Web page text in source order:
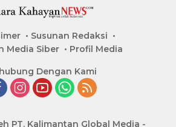
Susunan Redaksi
Media Siber
Profil Media
Dengan Kami
PT. Kalimantan Global Media -